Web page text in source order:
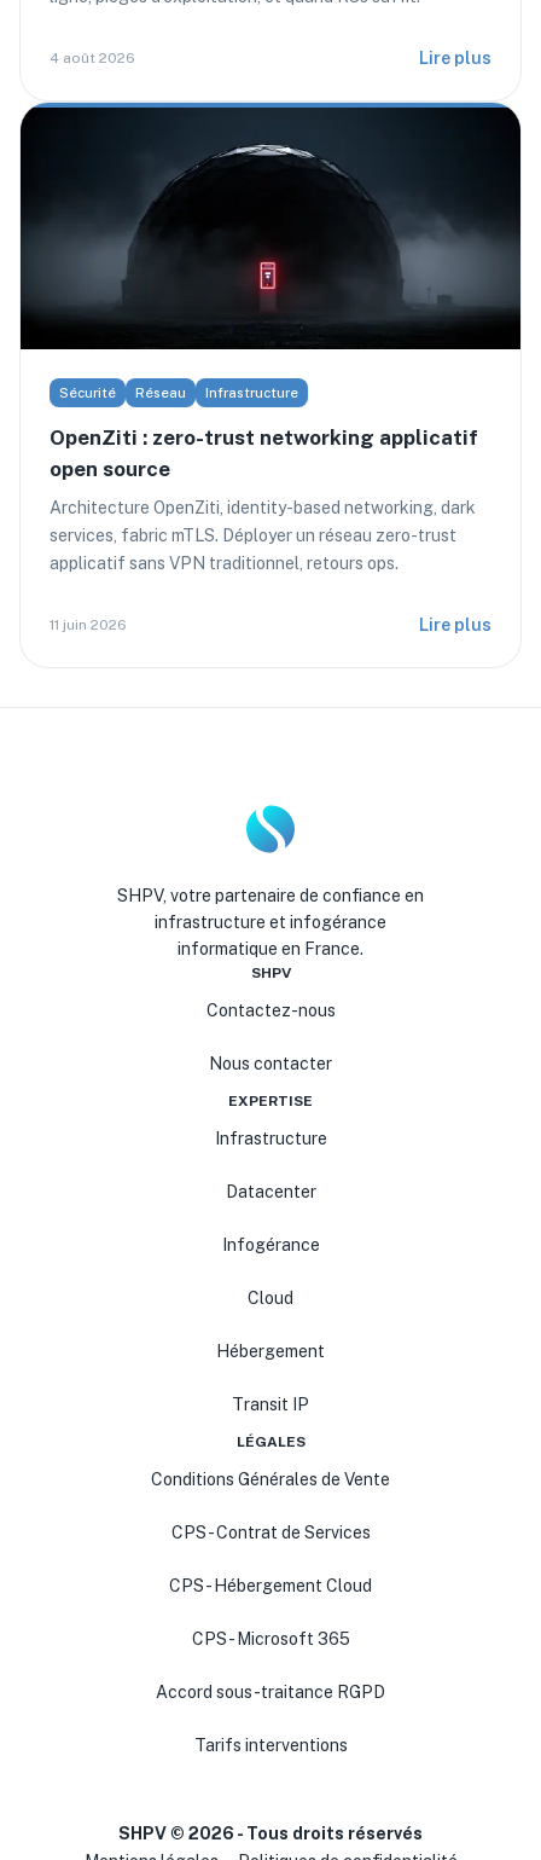
4 août 2026 Lire plus
Sécurité Réseau Infrastructure
OpenZiti : zero-trust networking applicatif
open source
Architecture OpenZiti, identity-based networking, dark
services, fabric mTLS. Déployer un réseau zero-trust
applicatif sans VPN traditionnel, retours ops.
11 juin 2026 Lire plus
SHPV, votre partenaire de confiance en
infrastructure et infogérance
informatique en France.
SHPV
Contactez-nous
Nous contacter
EXPERTISE
Infrastructure
Datacenter
Infogérance
Cloud
Hébergement
Transit IP
LÉGALES
Conditions Générales de Vente
CPS - Contrat de Services
CPS - Hébergement Cloud
CPS - Microsoft 365
Accord sous-traitance RGPD
Tarifs interventions
SHPV © 2026 - Tous droits réservés